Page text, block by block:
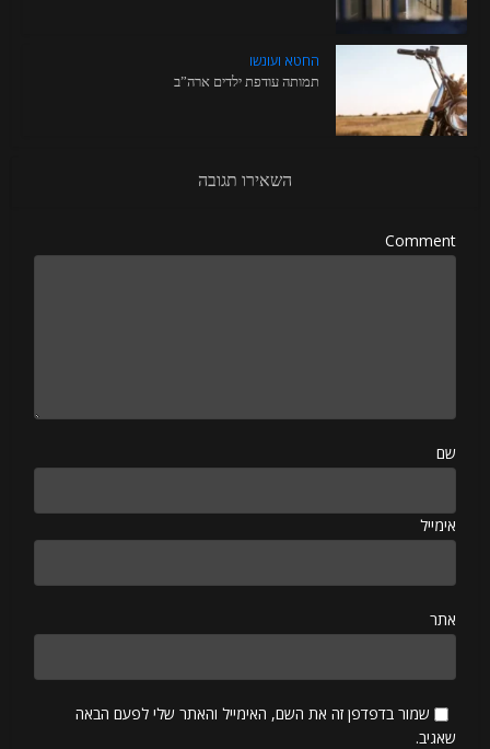
החטא ועונשו
תמותה עודפת ילדים ארה”ב
השאירו תגובה
Comment
שם
אימייל
אתר
שמור בדפדפן זה את השם, האימייל והאתר שלי לפעם הבאה
שאגיב.